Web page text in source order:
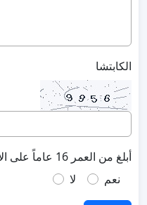
الكابتشا
أبلغ من العمر 16 عاماً على الأقل، وأقبل
نعم
لا